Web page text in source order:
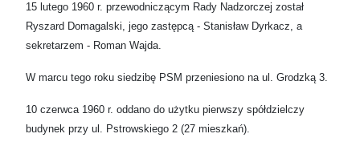
15 lutego 1960 r. przewodniczącym Rady Nadzorczej został
Ryszard Domagalski, jego zastępcą - Stanisław Dyrkacz, a
sekretarzem - Roman Wajda.
W marcu tego roku siedzibę PSM przeniesiono na ul. Grodzką 3.
10 czerwca 1960 r. oddano do użytku pierwszy spółdzielczy
budynek przy ul. Pstrowskiego 2 (27 mieszkań).